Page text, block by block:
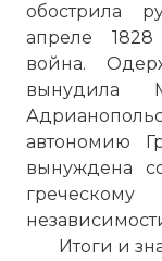
обострила
апреле 1828
война.
вынудила
автономию
вынуждена
Итоги и